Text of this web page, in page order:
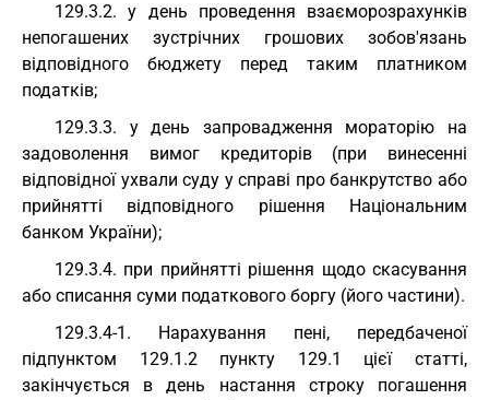
129.3.2. у день проведення взаєморозрахунків
непогашених зустрічних грошових зобов'язань
відповідного бюджету перед таким платником
податків;
129.3.3. у день запровадження мораторію на
задоволення вимог кредиторів (при винесенні
відповідної ухвали суду у справі про банкрутство або
прийнятті відповідного рішення Національним
банком України);
129.3.4. при прийнятті рішення щодо скасування
або списання суми податкового боргу (його частини).
129.3.4-1. Нарахування пені, передбаченої
підпунктом 129.1.2 пункту 129.1 цієї статті,
закінчується в день настання строку погашення